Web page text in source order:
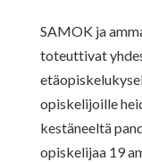
SAMOK ja
toteuttivat
opiskelijoille
kestäneeltä
opiskelijaa 19